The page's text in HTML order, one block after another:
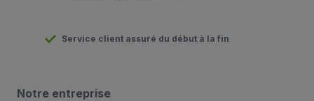
Service client assuré du début à la fin
Notre entreprise